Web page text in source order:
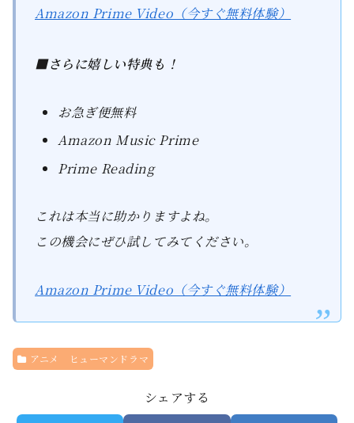
Amazon Prime Video（今すぐ無料体験）
■さらに嬉しい特典も！
お急ぎ便無料
Amazon Music Prime
Prime Reading
これは本当に助かりますよね。
この機会にぜひ試してみてください。
Amazon Prime Video（今すぐ無料体験）
アニメ ヒューマンドラマ
シェアする